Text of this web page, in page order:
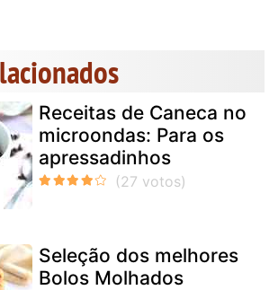
Receitas de Caneca no
microondas: Para os
apressadinhos
Seleção dos melhores
Bolos Molhados